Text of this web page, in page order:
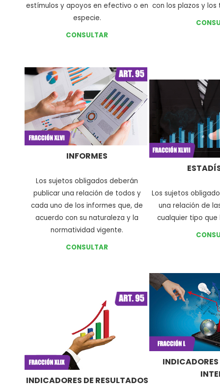
estímulos y apoyos en efectivo o en
especie.
CONSULTAR
con los plazos y
INFORMES
Los sujetos obligados deberán
publicar una relación de todos y
cada uno de los informes que, de
acuerdo con su naturaleza y la
normatividad vigente.
CONSULTAR
Los sujetos
una relación de
cualquier tipo
INDICADORES DE RESULTADOS
INDICADORES